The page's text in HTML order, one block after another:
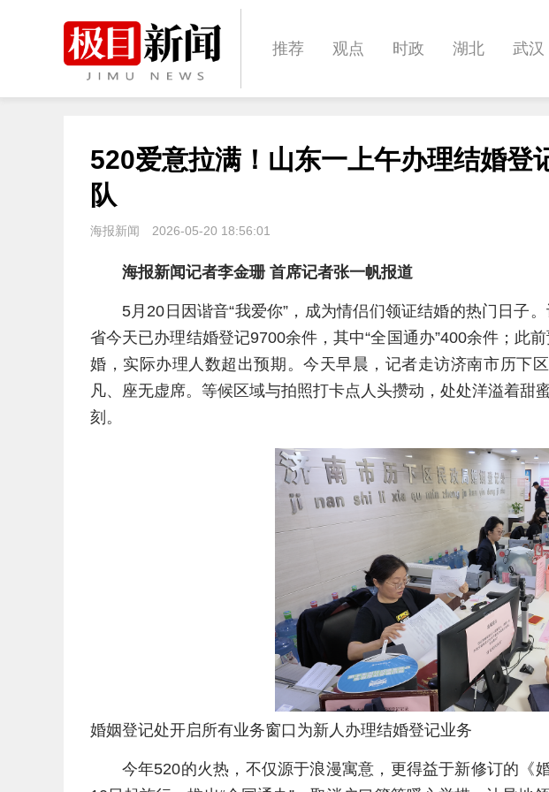
推荐 观点 时政 湖北 武汉
体育 娱乐 影像 帅作文
520爱意拉满！山东一上午办理结婚登
队
海报新闻 2026-05-20 18:56:01
海报新闻记者李金珊 首席记者张一帆报道
5月20日因谐音“我爱你”，成为情侣们领证结婚的热门日子
省今天已办理结婚登记9700余件，其中“全国通办”400余件；此
婚，实际办理人数超出预期。今天早晨，记者走访济南市历下
凡、座无虚席。等候区域与拍照打卡点人头攒动，处处洋溢着甜
刻。
婚姻登记处开启所有业务窗口为新人办理结婚登记业务
今年520的火热，不仅源于浪漫寓意，更得益于新修订的《